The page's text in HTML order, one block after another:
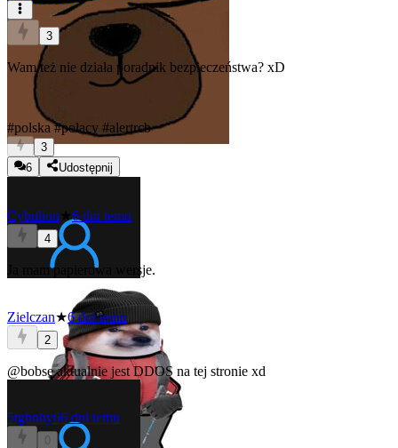
3
Wam też nie działa poradnik bezpieczeństwa? xD
#polska #polacy #alertrcb
3
6
Udostępnij
Cybulion ★6 dni temu
4
Ja mam papierowa wersje.
Zielczan★6 dni temu
2
@bobseaktualnie jest DDOS na tej stronie xd
5tgbnhy66 dni temu
0